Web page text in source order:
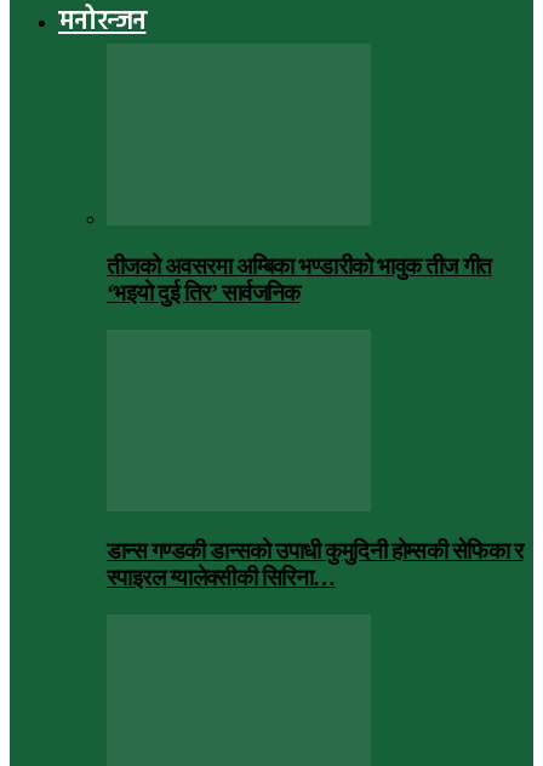
मनोरन्जन
तीजको अवसरमा अम्बिका भण्डारीको भावुक तीज गीत
‘भइयो दुई तिर’ सार्वजनिक
डान्स गण्डकी डान्सको उपाधी कुमुदिनी होम्सकी सेफिका र
स्पाइरल ग्यालेक्सीकी सिरिना…